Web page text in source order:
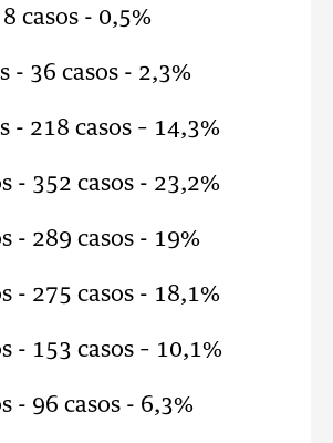
casos - 0,5%
- 36 casos - 2,3%
- 218 casos – 14,3%
- 352 casos - 23,2%
- 289 casos - 19%
- 275 casos - 18,1%
- 153 casos – 10,1%
- 96 casos - 6,3%